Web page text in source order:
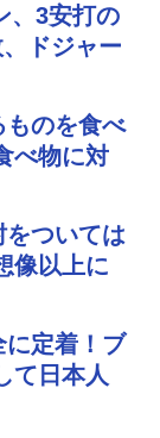
、3安打の
ドジャー
ものを食べ
べ物に対
ついては
像以上に
に定着！ブ
て日本人